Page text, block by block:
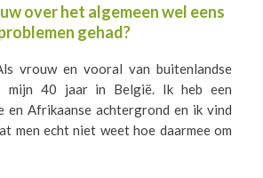
over het algemeen wel eens
gehad?
vrouw en vooral van buitenlandse
mijn 40 jaar in België. Ik heb een
en Afrikaanse achtergrond en ik vind
men echt niet weet hoe daarmee om